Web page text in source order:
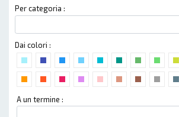
Per categoria :
Dai colori :
A un termine :